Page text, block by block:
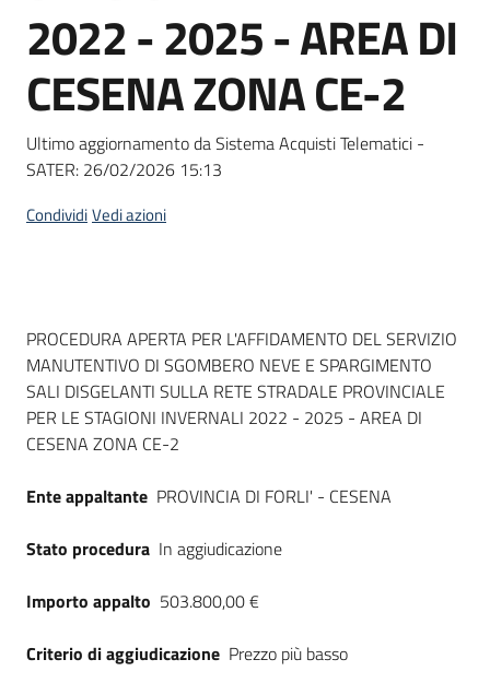
site
Seguici
su
2022 - 2025 - AREA DI
CESENA ZONA CE-2
Ultimo aggiornamento da Sistema Acquisti Telematici -
SATER: 26/02/2026 15:13
CondividiVedi azioni
Dati del bando
PROCEDURA APERTA PER L'AFFIDAMENTO DEL SERVIZIO
MANUTENTIVO DI SGOMBERO NEVE E SPARGIMENTO
SALI DISGELANTI SULLA RETE STRADALE PROVINCIALE
PER LE STAGIONI INVERNALI 2022 - 2025 - AREA DI
CESENA ZONA CE-2
Ente appaltante PROVINCIA DI FORLI' - CESENA
Stato procedura In aggiudicazione
Importo appalto 503.800,00 €
Criterio di aggiudicazione Prezzo più basso